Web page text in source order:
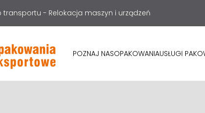
transportu - Relokacja maszyn i urządzeń
POZNAJ NASOPAKOWANIAUSŁUGI